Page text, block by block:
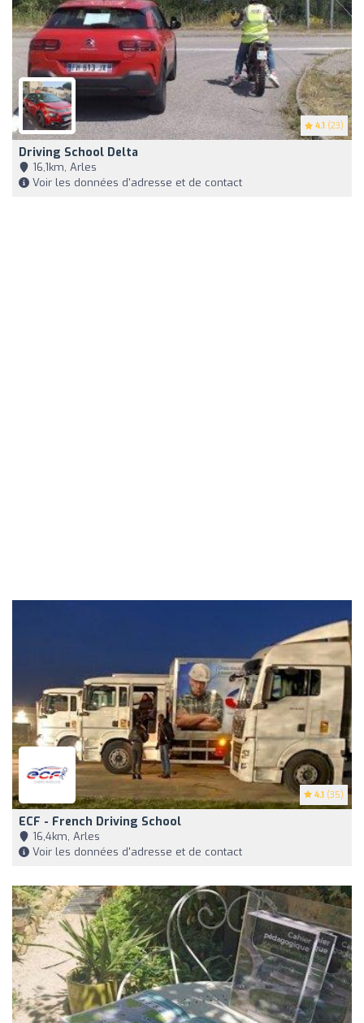
4.1 (23)
Driving School Delta
16,1km, Arles
Voir les données d'adresse et de contact
4.1 (35)
ECF - French Driving School
16,4km, Arles
Voir les données d'adresse et de contact